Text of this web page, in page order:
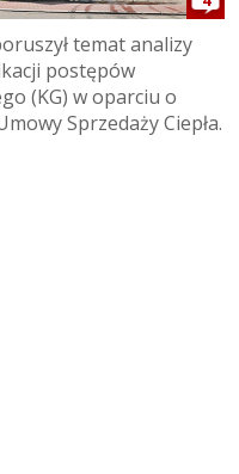
temat analizy
postępów
(KG) w oparciu o
Sprzedaży Ciepła.